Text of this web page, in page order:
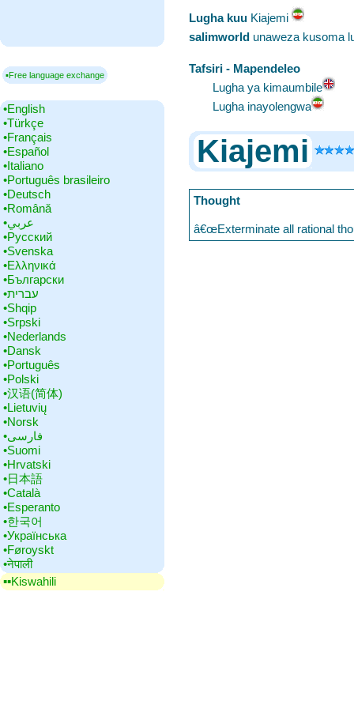
▪Free language exchange
•‎English
•‎Türkçe
•‎Français
•‎Español
•‎Italiano
•‎Português brasileiro
•‎Deutsch
•‎Română
•‎عربي
•‎Русский
•‎Svenska
•‎Ελληνικά
•‎Български
•‎עברית
•‎Shqip
•‎Srpski
•‎Nederlands
•‎Dansk
•‎Português
•‎Polski
•‎汉语(简体)
•‎Lietuvių
•‎Norsk
•‎فارسی
•‎Suomi
•‎Hrvatski
•‎日本語
•‎Català
•‎Esperanto
•‎한국어
•‎Українська
•‎Føroyskt
•‎नेपाली
▪▪‎Kiswahili
Lugha kuu ‎Kiajemi
salimworld unaweza kusoma
Tafsiri - Mapendeleo
Lugha ya kimaumbile
Lugha inayolengwa
Kiajemi
Thought
â€œExterminate all rational